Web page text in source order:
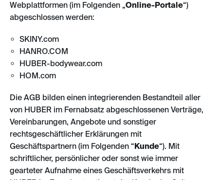
Webplattformen (im Folgenden „Online-Portale“)
abgeschlossen werden:
SKINY.com
HANRO.COM
HUBER-bodywear.com
HOM.com
Die AGB bilden einen integrierenden Bestandteil aller
von HUBER im Fernabsatz abgeschlossenen Verträge,
Vereinbarungen, Angebote und sonstiger
rechtsgeschäftlicher Erklärungen mit
Geschäftspartnern (im Folgenden “Kunde“). Mit
schriftlicher, persönlicher oder sonst wie immer
gearteter Aufnahme eines Geschäftsverkehrs mit